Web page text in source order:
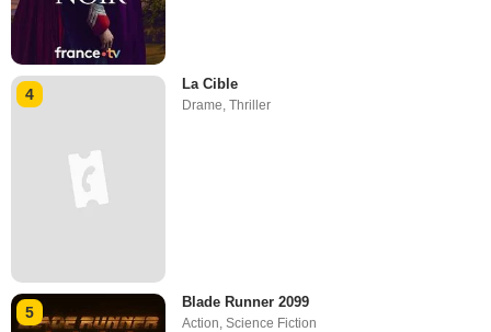
4
La Cible
Drame,Thriller
5
Blade Runner 2099
Action ,Science Fiction